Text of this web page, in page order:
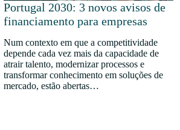
Portugal 2030: 3 novos avisos de
financiamento para empresas
Num contexto em que a competitividade
depende cada vez mais da capacidade de
atrair talento, modernizar processos e
transformar conhecimento em soluções de
mercado, estão abertas…